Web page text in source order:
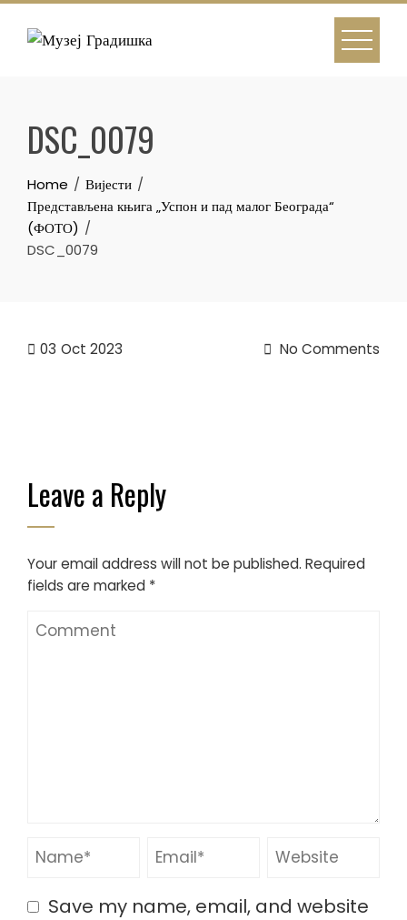
Skip
DSC_0079
Home
Вијести
Представљена књига „Успон и пад малог Београда“
(ФОТО)
DSC_0079
03 Oct 2023 No Comments
Leave a Reply
Your email address will not be published. Required
fields are marked *
Save my name, email, and website